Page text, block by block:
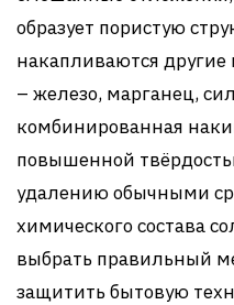
образует пористую
накапливаются
– железо, марганец,
комбинированная
повышенной
удалению обычными
химического состава
выбрать правильный
защитить бытовую